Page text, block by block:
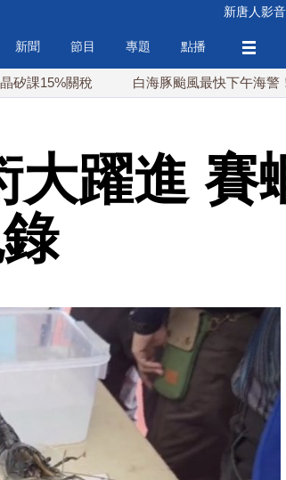
新唐人影音
新聞 節目 專題 點播
關稅 白海豚颱風最快下午海警！父親節
大躍進 賽